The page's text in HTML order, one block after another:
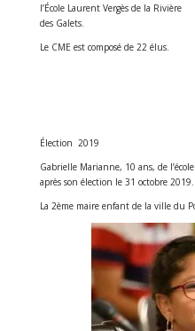
l’École Laurent Vergès de la Rivière
des Galets.
Le CME est composé de 22 élus.
Élection 2019
Gabrielle Marianne, 10 ans, de
après son élection le 31 octobre 2019.
La 2ème maire enfant de la ville du